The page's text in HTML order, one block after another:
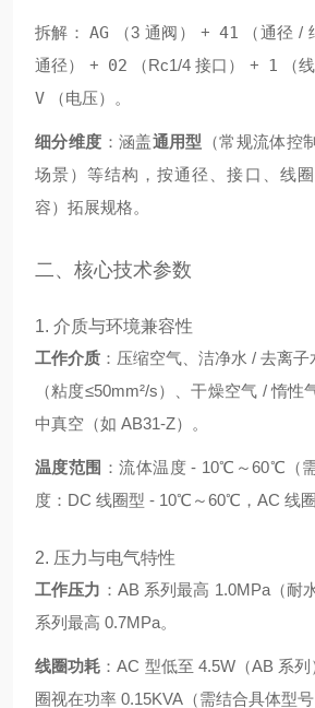
拆解： AG （3 通阀） + 41
（通径 /
通径） + 02 （Rc1/4 接口） + 1 （
V
（电压） 。
细分维度 ：涵盖通用型 （常规流体控
场景）等结构，按通径、接口、线
容）拓展规格。
二、核心技术参数
1. 介质与环境兼容性
工作介质 ：压缩空气、洁净水 / 去离
（粘度≤50mm²/s）、干燥空气 / 惰性
中真空（如 AB31-Z）。
温度范围 ：流体温度 - 10℃～60℃（
度：DC 线圈型 - 10℃～60℃，AC 线
2. 压力与电气特性
工作压力 ：AB 系列最高 1.0MPa（耐
系列最高 0.7MPa。
线圈功耗 ：AC 型低至 4.5W（AB 系
圈视在功率 0.15KVA（需结合具体型